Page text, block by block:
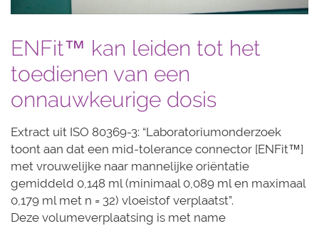
ENFit™ kan leiden tot het
toedienen van een
onnauwkeurige dosis
Extract uit ISO 80369-3: “Laboratoriumonderzoek
toont aan dat een mid-tolerance connector [ENFit™]
met vrouwelijke naar mannelijke oriëntatie
gemiddeld 0,148 ml (minimaal 0,089 ml en maximaal
0,179 ml met n = 32) vloeistof verplaatst”.
Deze volumeverplaatsing is met name